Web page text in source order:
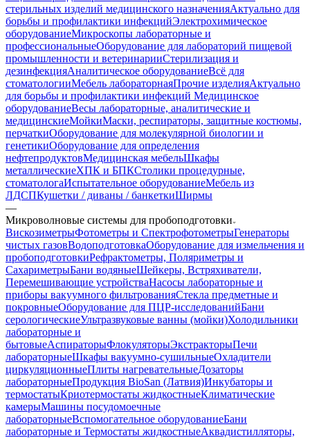
стерильных изделий медицинского назначенияАктуально для
борьбы и профилактики инфекцийЭлектрохимическое
оборудованиеМикроскопы лабораторные и
профессиональныеОборудование для лабораторий пищевой
промышленности и ветеринарииСтерилизация и
дезинфекцияАналитическое оборудованиеВсё для
стоматологииМебель лабораторнаяПрочие изделияАктуально
для борьбы и профилактики инфекций Медицинское
оборудованиеВесы лабораторные, аналитические и
медицинскиеМойкиМаски, респираторы, защитные костюмы,
перчаткиОборудование для молекулярной биологии и
генетикиОборудование для определения
нефтепродуктовМедицинская мебельШкафы
металлическиеХПК и БПКСтолики процедурные,
стоматологаИспытательное оборудованиеМебель из
ЛДСПКушетки / диваны / банкеткиШирмы
—
Микроволновые системы для пробоподготовки
ВискозиметрыФотометры и СпектрофотометрыГенераторы
чистых газовВодоподготовкаОборудование для измельчения и
пробоподготовкиРефрактометры, Поляриметры и
СахариметрыБани водяныеШейкеры, Встряхиватели,
Перемешивающие устройстваНасосы лабораторные и
приборы вакуумного фильтрованияСтекла предметные и
покровныеОборудование для ПЦР-исследованийБани
серологическиеУльтразвуковые ванны (мойки)Холодильники
лабораторные и
бытовыеАспираторыФлокуляторыЭкстракторыПечи
лабораторныеШкафы вакуумно-сушильныеОхладители
циркуляционныеПлиты нагревательныеДозаторы
лабораторныеПродукция BioSan (Латвия)Инкубаторы и
термостатыКриотермостаты жидкостныеКлиматические
камерыМашины посудомоечные
лабораторныеВспомогательное оборудованиеБани
лабораторные и Термостаты жидкостныеАквадистилляторы,